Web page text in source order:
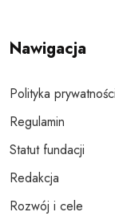
Nawigacja
Polityka prywatności
Regulamin
Statut fundacji
Redakcja
Rozwój i cele